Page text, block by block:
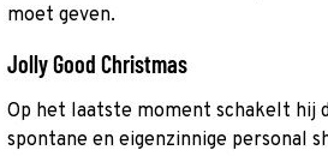
moet geven.
Jolly Good Christmas
Op het laatste moment schakelt hij
spontane en eigenzinnige personal